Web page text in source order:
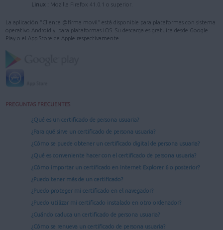
Linux : Mozilla Firefox 41.0.1 o superior.
La aplicación "Cliente @firma movil" está disponible para plataformas con sistema
operativo Android y, para plataformas iOS. Su descarga es gratuita desde Google
Play o el App Store de Apple respectivamente.
PREGUNTAS FRECUENTES
¿Qué es un certificado de persona usuaria?
¿Para qué sirve un certificado de persona usuaria?
¿Cómo se puede obtener un certificado digital de persona usuaria?
¿Qué es conveniente hacer con el certificado de persona usuaria?
¿Cómo importar un certificado en Internet Explorer 6 o posterior?
¿Puedo tener más de un certificado?
¿Puedo proteger mi certificado en el navegador?
¿Puedo utilizar mi certificado instalado en otro ordenador?
¿Cuándo caduca un certificado de persona usuaria?
¿Cómo se renueva un certificado de persona usuaria?